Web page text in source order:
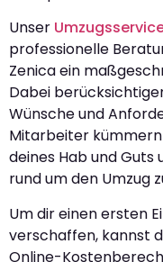
Unser
professionelle
Zenica ein
Dabei
Wünsche und
Mitarbeiter
deines Hab und Guts
rund um den Umzug
Um dir einen ersten
verschaffen, kannst
Online-